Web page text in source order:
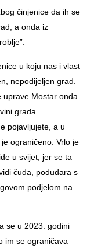
činjenice da ih se
a onda iz
u koju nas i vlast
nepodijeljen grad.
uprave Mostar onda
grada
pojavljujete, a u
ograničeno. Vrlo je
u svijet, jer se ta
čuda, podudara s
podjelom na
se u 2023. godini
im se ograničava